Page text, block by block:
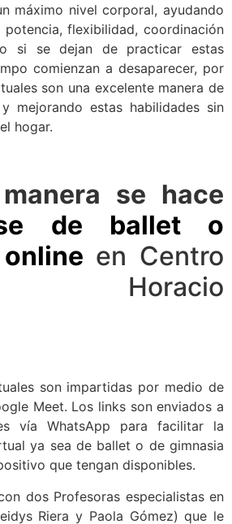
máximo nivel corporal, ayudando
flexibilidad, coordinación
si se dejan de practicar estas
comienzan a desaparecer, por
son una excelente manera de
mejorando estas habilidades sin
hogar.
se hace
de ballet o
en Centro
Horacio
son impartidas por medio de
Meet. Los links son enviados a
vía WhatsApp para facilitar la
ya sea de ballet o de gimnasia
que tengan disponibles.
dos Profesoras especialistas en
Riera y Paola Gómez) que le